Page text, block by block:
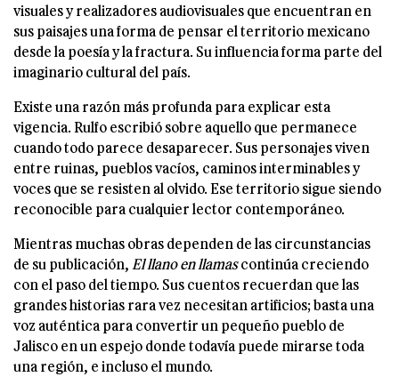
visuales y realizadores audiovisuales que encuentran en
sus paisajes una forma de pensar el territorio mexicano
desde la poesía y la fractura. Su influencia forma parte del
imaginario cultural del país.
Existe una razón más profunda para explicar esta
vigencia. Rulfo escribió sobre aquello que permanece
cuando todo parece desaparecer. Sus personajes viven
entre ruinas, pueblos vacíos, caminos interminables y
voces que se resisten al olvido. Ese territorio sigue siendo
reconocible para cualquier lector contemporáneo.
Mientras muchas obras dependen de las circunstancias
de su publicación, El llano en llamascontinúa creciendo
con el paso del tiempo. Sus cuentos recuerdan que las
grandes historias rara vez necesitan artificios; basta una
voz auténtica para convertir un pequeño pueblo de
Jalisco en un espejo donde todavía puede mirarse toda
una región, e incluso el mundo.